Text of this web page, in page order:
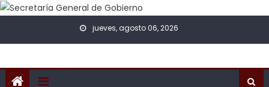
Skip to content
jueves, agosto 06, 2026